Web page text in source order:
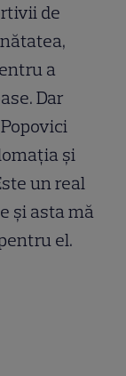
de
a
Dar
și
un real
și asta mă
el.